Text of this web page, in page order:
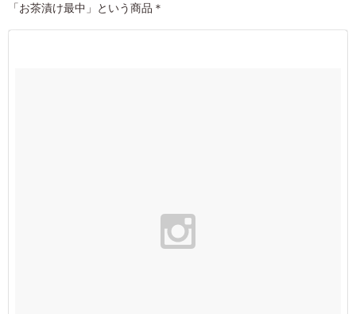
「お茶漬け最中」という商品＊